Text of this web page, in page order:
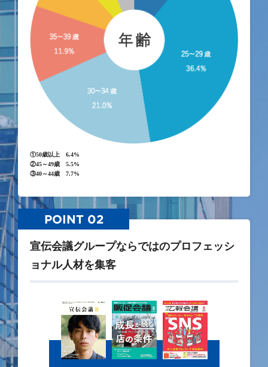
①50歳以上 6.4%
②45～49歳 5.5%
③40～44歳 7.7%
POINT 02
宣伝会議グループならではのプロフェッシ
ョナル人材を集客